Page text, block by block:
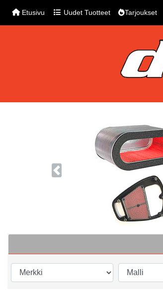
Etusivu Uudet Tuotteet Tarjoukset
Previous